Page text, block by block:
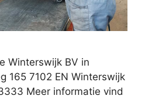
Winterswijk BV in
165 7102 EN Winterswijk
Meer informatie vind